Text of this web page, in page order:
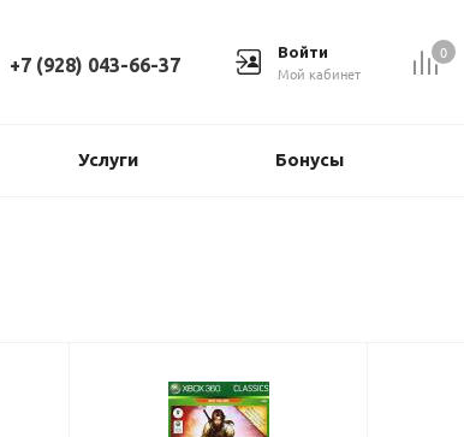
0
Войти
Мой кабинет
+7 (928) 043-66-37
Услуги Бонусы